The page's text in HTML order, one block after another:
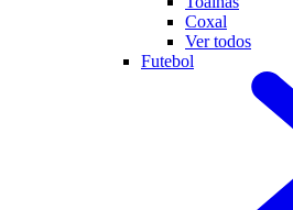
Coxal
Ver todos
Futebol